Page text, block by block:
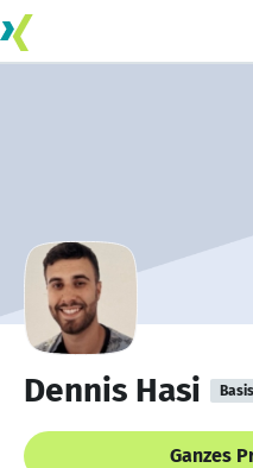
Dennis Hasi Basis
Ganzes